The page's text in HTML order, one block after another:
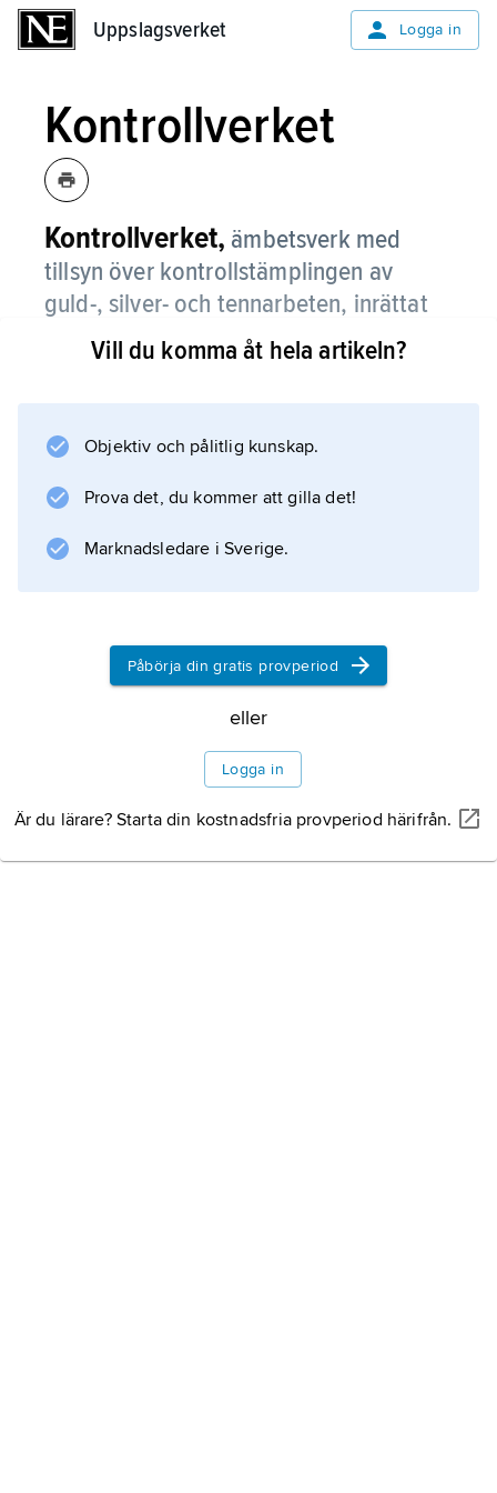
Uppslagsverket Logga in
Kontrollverket
Kontrollverket, ämbetsverk med
tillsyn över kontrollstämplingen av
guld-, silver- och tennarbeten, inrättat
1752.
och justeringsverket 1910.
Information om artikeln
Vill du komma åt hela artikeln?
Objektiv och pålitlig kunskap.
Prova det, du kommer att gilla det!
Marknadsledare i Sverige.
Påbörja din gratis provperiod
eller
Logga in
Är du lärare? Starta din kostnadsfria provperiod härifrån.